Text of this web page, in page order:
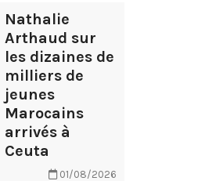
Nathalie
Arthaud sur
les dizaines de
milliers de
jeunes
Marocains
arrivés à
Ceuta
01/08/2026